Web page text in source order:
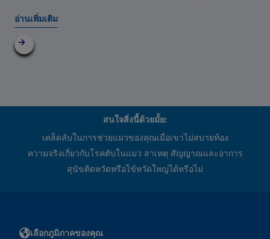
อ่านเพิ่มเติม
สนใจสิ่งนี้ด้วยมั้ย:
เคล็ดลับในการช่วยแมวของคุณเมื่อเขาไม่สบายท้อง
ความจริงเกี่ยวกับโรคตับในแมว สาเหตุ สัญญาณและอาการ
สุนัขติดหวัดหรือไข้หวัดใหญ่ได้หรือไม่
เลือกภูมิภาคของคุณ